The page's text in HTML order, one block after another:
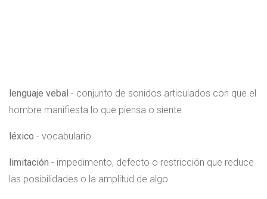
lenguaje vebal - conjunto de sonidos articulados con que el
hombre manifiesta lo que piensa o siente
léxico - vocabulario
limitación - impedimento, defecto o restricción que reduce
las posibilidades o la amplitud de algo